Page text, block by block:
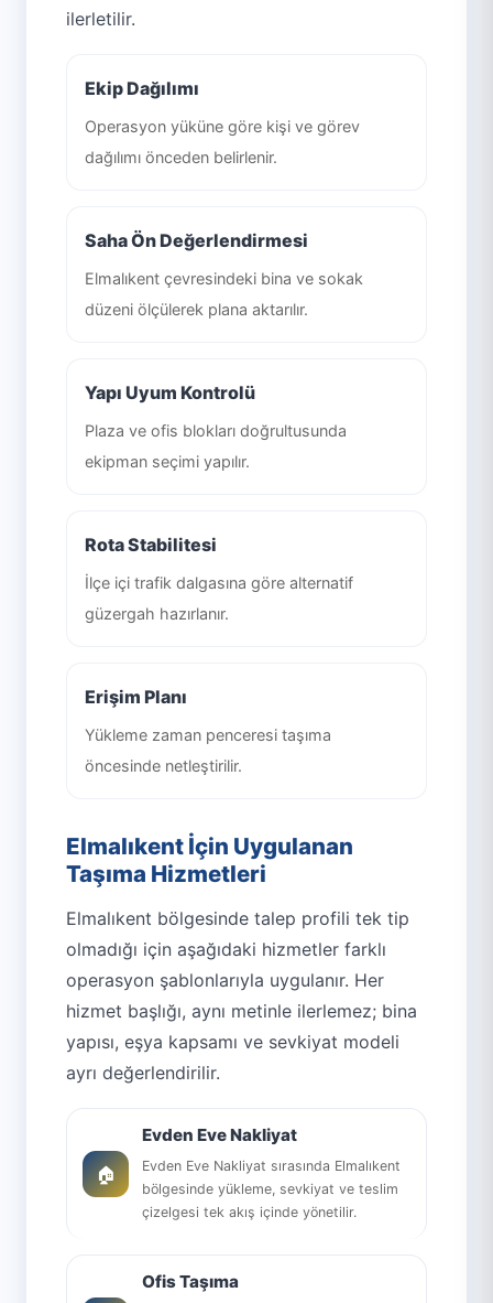
ilerletilir.
Ekip Dağılımı
Operasyon yüküne göre kişi ve görev
dağılımı önceden belirlenir.
Saha Ön Değerlendirmesi
Elmalıkent çevresindeki bina ve sokak
düzeni ölçülerek plana aktarılır.
Yapı Uyum Kontrolü
Plaza ve ofis blokları doğrultusunda
ekipman seçimi yapılır.
Rota Stabilitesi
İlçe içi trafik dalgasına göre alternatif
güzergah hazırlanır.
Erişim Planı
Yükleme zaman penceresi taşıma
öncesinde netleştirilir.
Elmalıkent İçin Uygulanan
Taşıma Hizmetleri
Elmalıkent bölgesinde talep profili tek tip
olmadığı için aşağıdaki hizmetler farklı
operasyon şablonlarıyla uygulanır. Her
hizmet başlığı, aynı metinle ilerlemez; bina
yapısı, eşya kapsamı ve sevkiyat modeli
ayrı değerlendirilir.
🏠
Evden Eve Nakliyat
Evden Eve Nakliyat sırasında Elmalıkent
bölgesinde yükleme, sevkiyat ve teslim
çizelgesi tek akış içinde yönetilir.
Ofis Taşıma